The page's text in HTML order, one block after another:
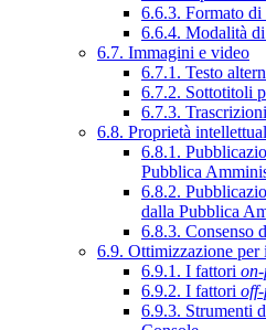
6.6.3. Formato
6.6.4. Modalità
6.7. Immagini e video
6.7.1. Testo
6.7.2. Sottotitoli
6.7.3.
6.8. Proprietà
6.8.1.
Pubblica
6.8.2.
dalla Pubblica
6.8.3. Consenso
6.9. Ottimizzazione
6.9.1. I fattori
6.9.2. I fattori
6.9.3. Strumenti